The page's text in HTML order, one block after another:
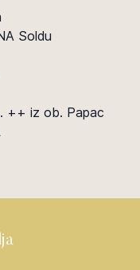
Soldu
++ iz ob. Papac